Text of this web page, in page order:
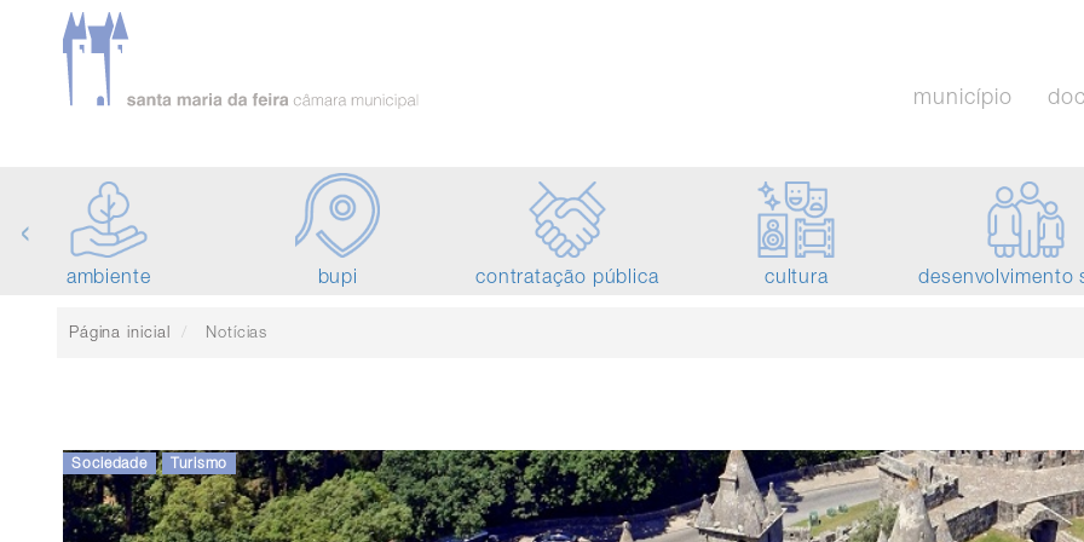
município
ambiente bupi contratação pública cultura desenvolvimento
‹
Página inicial Notícias
Sociedade Turismo